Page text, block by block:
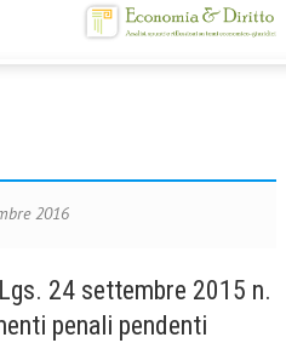
2016
24 settembre 2015 n.
penali pendenti